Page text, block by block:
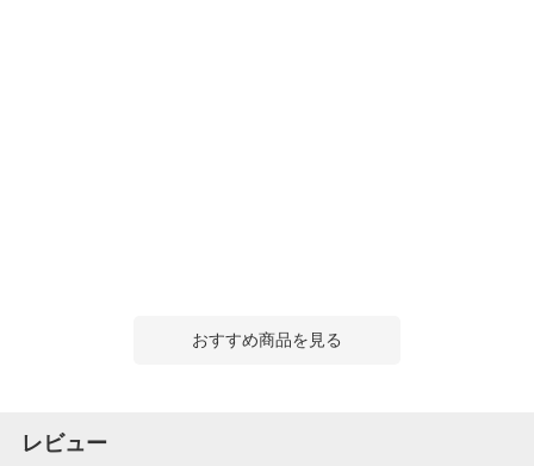
おすすめ商品を見る
レビュー